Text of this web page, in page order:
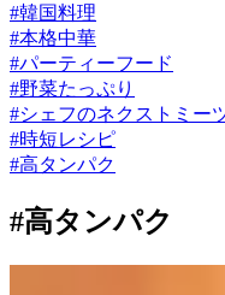
#韓国料理
#本格中華
#パーティーフード
#野菜たっぷり
#シェフのネクストミー
#時短レシピ
#高タンパク
#高タンパク